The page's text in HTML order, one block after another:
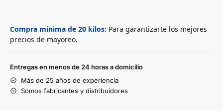
Compra mínima de 20 kilos: Para garantizarte los mejores
precios de mayoreo.
Entregas en menos de 24 horas a domicilio
Más de 25 años de experiencia
Somos fabricantes y distribuidores